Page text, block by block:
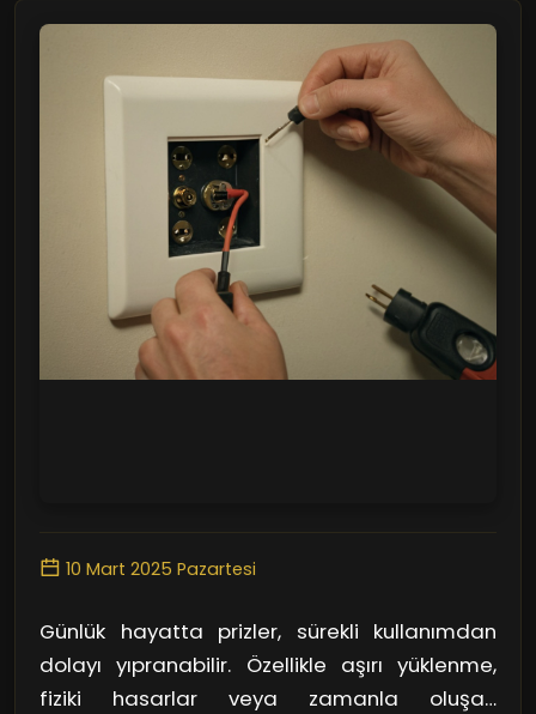
10 Mart 2025 Pazartesi
Günlük hayatta prizler, sürekli kullanımdan
dolayı yıpranabilir. Özellikle aşırı yüklenme,
fiziki hasarlar veya zamanla oluşan